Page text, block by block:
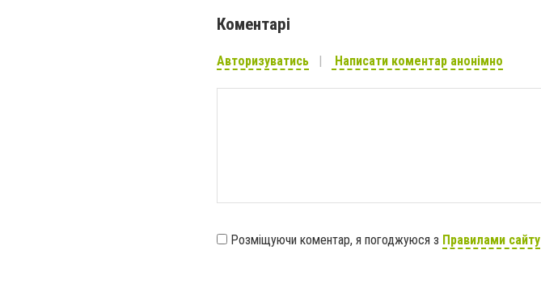
Коментарі
Авторизуватись Написати коментар анонімно
Розміщуючи коментар, я погоджуюся з Правилами сайту